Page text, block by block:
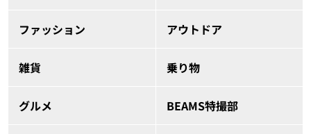
ファッション アウトドア
雑貨 乗り物
グルメ BEAMS特撮部